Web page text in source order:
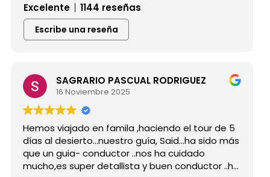
Excelente
1144 reseñas
Escribe una reseña
SAGRARIO PASCUAL RODRIGUEZ
16 Noviembre 2025
viajado en famila ,haciendo el tour de 5
al desierto...nuestro guía, Said...ha sido más
un guia- conductor ..nos ha cuidado
super detallista y buen conductor ..ha
grupo
Desde